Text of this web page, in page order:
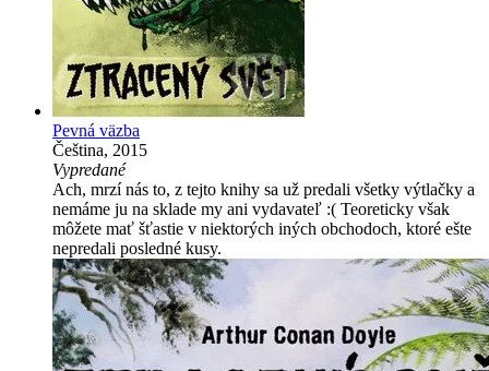
Pevná väzba
Čeština, 2015
Vypredané
Ach, mrzí nás to, z tejto knihy sa už predali všetky výtlačky a
nemáme ju na sklade my ani vydavateľ :( Teoreticky však
môžete mať šťastie v niektorých iných obchodoch, ktoré ešte
nepredali posledné kusy.